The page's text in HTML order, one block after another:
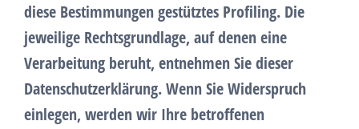
diese Bestimmungen gestütztes Profiling. Die
jeweilige Rechtsgrundlage, auf denen eine
Verarbeitung beruht, entnehmen Sie dieser
Datenschutzerklärung. Wenn Sie Widerspruch
einlegen, werden wir Ihre betroffenen